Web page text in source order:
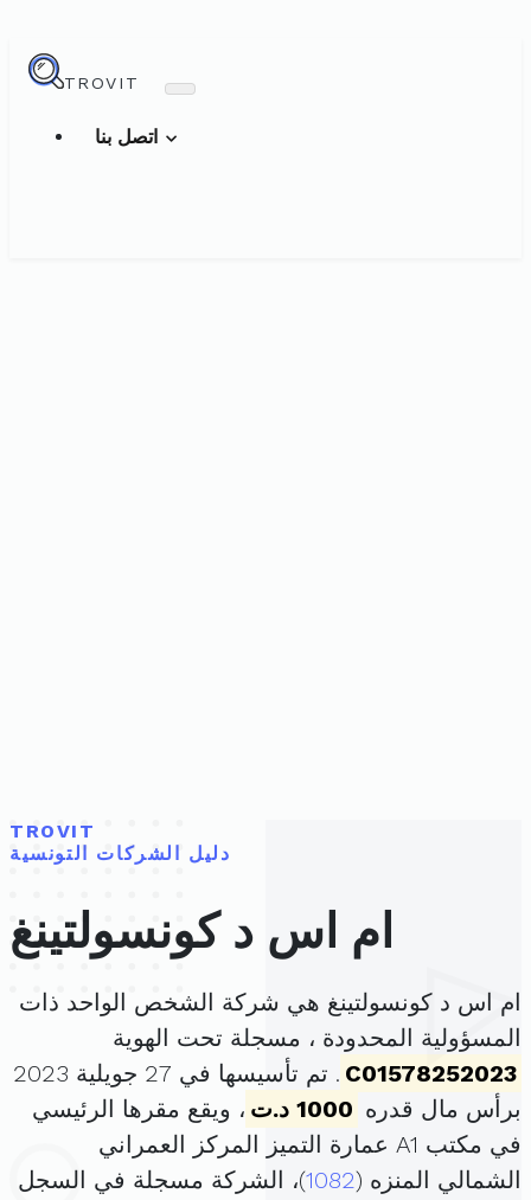
TROVIT
TROVIT
دليل الشركات التونسية
ام اس د كونسولتينغ
ام اس د كونسولتينغ هي شركة الشخص الواحد ذات
المسؤولية المحدودة ، مسجلة تحت الهوية
C01578252023
. تم تأسيسها في 27 جويلية 2023
برأس مال قدره 1000 د.ت
، ويقع مقرها الرئيسي
في مكتب A1 عمارة التميز المركز العمراني
الشمالي المنزه (1082)، الشركة مسجلة في السجل